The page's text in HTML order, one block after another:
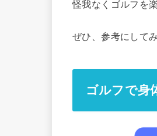
怪我なくゴルフを
ぜひ、参考にして
ゴルフで身